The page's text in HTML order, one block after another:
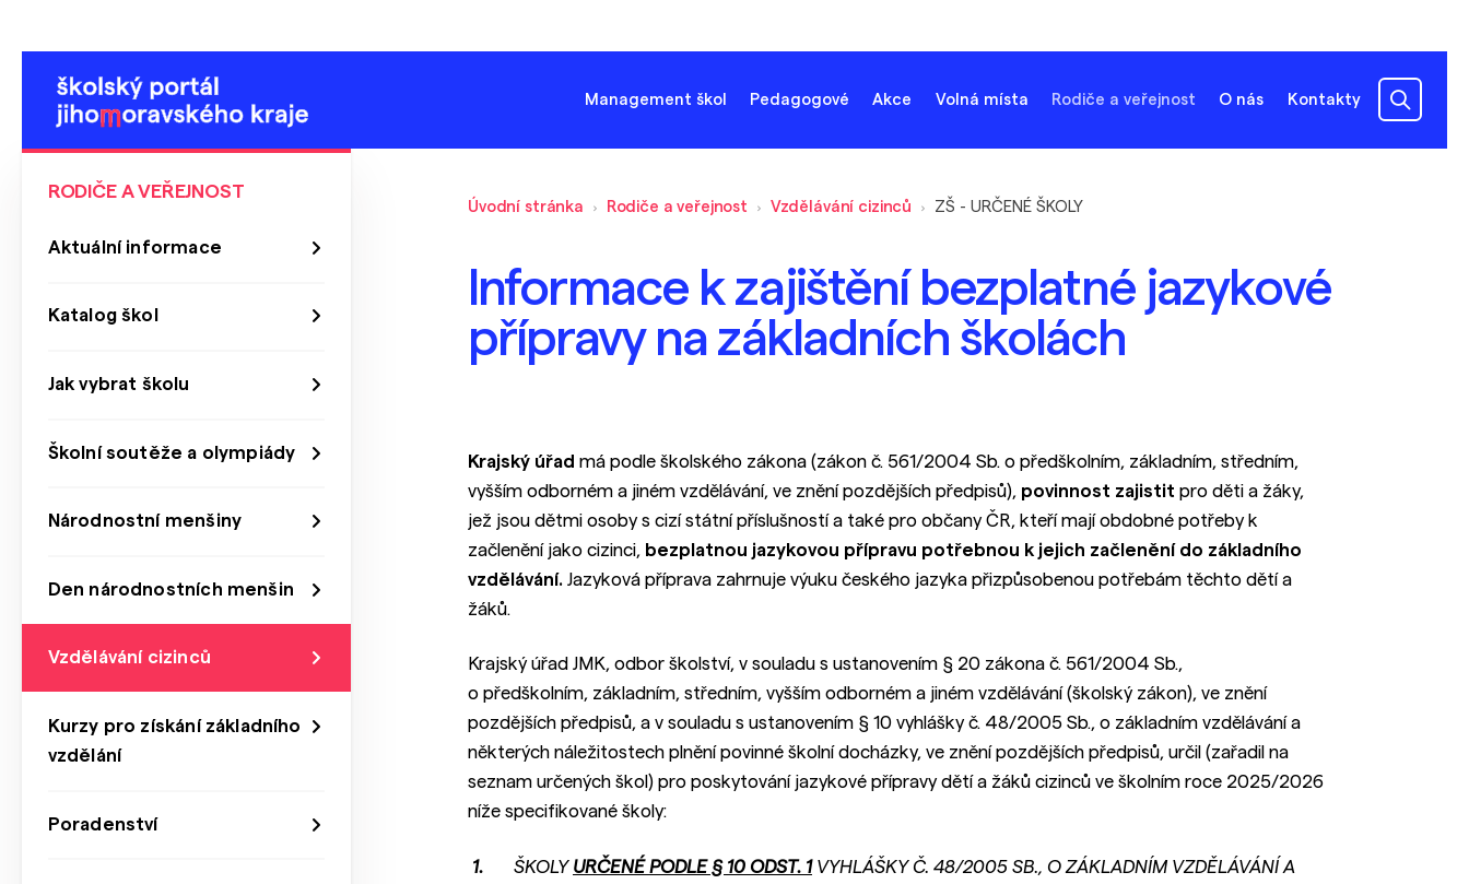
Management škol Pedagogové Akce Volná místa Rodiče a veřejnost O nás Kontakty
Úvodní stránka Rodiče a veřejnost Vzdělávání cizinců ZŠ - URČENÉ ŠKOLY
Informace k zajištění bezplatné jazykové
přípravy na základních školách
Krajský úřad má podle školského zákona (zákon č. 561/2004 Sb. o předškolním, základním, středním,
vyšším odborném a jiném vzdělávání, ve znění pozdějších předpisů), povinnost zajistit pro děti a žáky,
jež jsou dětmi osoby s cizí státní příslušností a také pro občany ČR, kteří mají obdobné potřeby k
začlenění jako cizinci, bezplatnou jazykovou přípravu potřebnou k jejich začlenění do základního
vzdělávání. Jazyková příprava zahrnuje výuku českého jazyka přizpůsobenou potřebám těchto dětí a
žáků.
Krajský úřad JMK, odbor školství, v souladu s ustanovením § 20 zákona č. 561/2004 Sb.,
o předškolním, základním, středním, vyšším odborném a jiném vzdělávání (školský zákon), ve znění
pozdějších předpisů, a v souladu s ustanovením § 10 vyhlášky č. 48/2005 Sb., o základním vzdělávání a
některých náležitostech plnění povinné školní docházky, ve znění pozdějších předpisů, určil (zařadil na
seznam určených škol) pro poskytování jazykové přípravy dětí a žáků cizinců ve školním roce 2025/2026
níže specifikované školy:
1. ŠKOLY URČENÉ PODLE § 10 ODST. 1VYHLÁŠKY Č. 48/2005 SB., O ZÁKLADNÍM VZDĚLÁVÁNÍ A
RODIČE A VEŘEJNOST
Aktuální informace
Katalog škol
Jak vybrat školu
Školní soutěže a olympiády
Národnostní menšiny
Den národnostních menšin
Vzdělávání cizinců
Kurzy pro získání základního
vzdělání
Poradenství